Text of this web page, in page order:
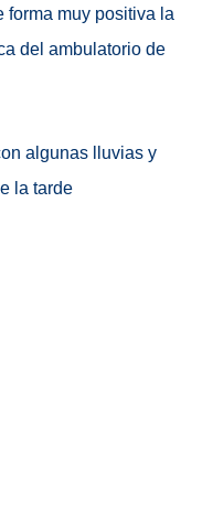
forma muy positiva la
del ambulatorio de
algunas lluvias y
la tarde